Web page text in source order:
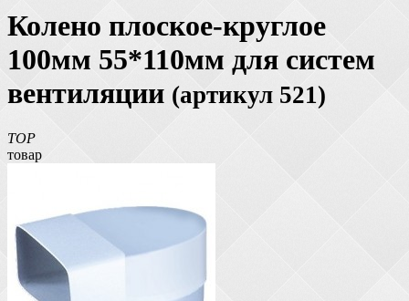
Колено плоское-круглое
100мм 55*110мм для систем
вентиляции (артикул 521)
TOP
товар